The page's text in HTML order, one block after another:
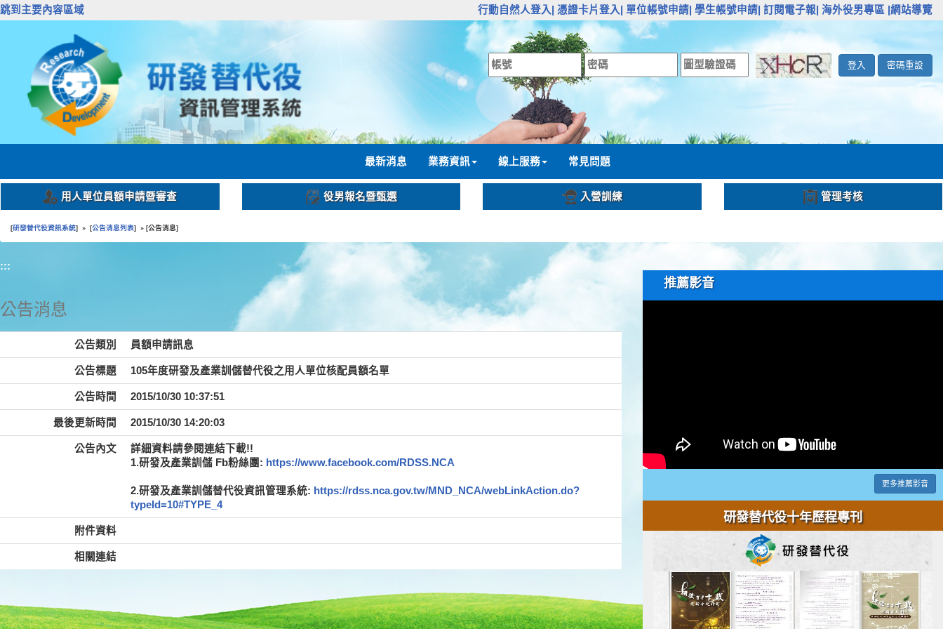
跳到主要內容區域 行動自然人登入| 憑證卡片登入| 單位帳號申請| 學生帳號申請| 訂閱電子報| 海外役男專區 |網站導覽
登入 密碼重設
最新消息 業務資訊 線上服務 常見問題
用人單位員額申請暨審查 役男報名暨甄選 入營訓練 管理考核
[研發替代役資訊系統] » [公告消息列表] » [公告消息]
:::
公告消息
公告類別 員額申請訊息
公告標題 105年度研發及產業訓儲替代役之用人單位核配員額名單
公告時間 2015/10/30 10:37:51
最後更新時間 2015/10/30 14:20:03
公告內文
詳細資料請參閱連結下載!!
1.研發及產業訓儲 Fb粉絲團: https://www.facebook.com/RDSS.NCA
2.研發及產業訓儲替代役資訊管理系統: https://rdss.nca.gov.tw/MND_NCA/webLinkAction.do?
typeId=10#TYPE_4
附件資料
相關連結
推薦影音
更多推薦影音
研發替代役十年歷程專刊